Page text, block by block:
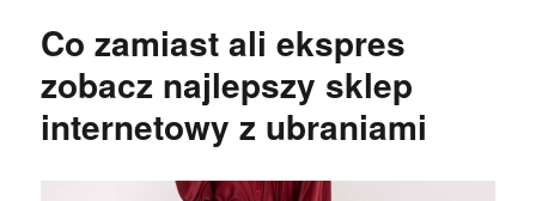
Co zamiast ali ekspres
zobacz najlepszy sklep
internetowy z ubraniami